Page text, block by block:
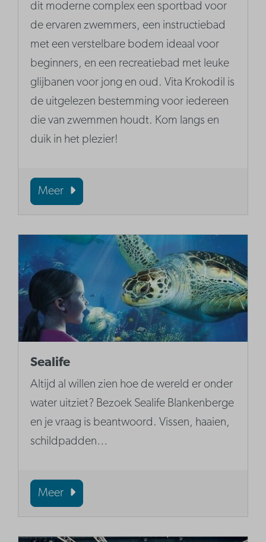
dit moderne complex een sportbad voor
de ervaren zwemmers, een instructiebad
met een verstelbare bodem ideaal voor
beginners, en een recreatiebad met leuke
glijbanen voor jong en oud. Vita Krokodil is
de uitgelezen bestemming voor iedereen
die van zwemmen houdt. Kom langs en
duik in het plezier!
Meer
Sealife
Altijd al willen zien hoe de wereld er onder
water uitziet? Bezoek Sealife Blankenberge
en je vraag is beantwoord. Vissen, haaien,
schildpadden…
Meer